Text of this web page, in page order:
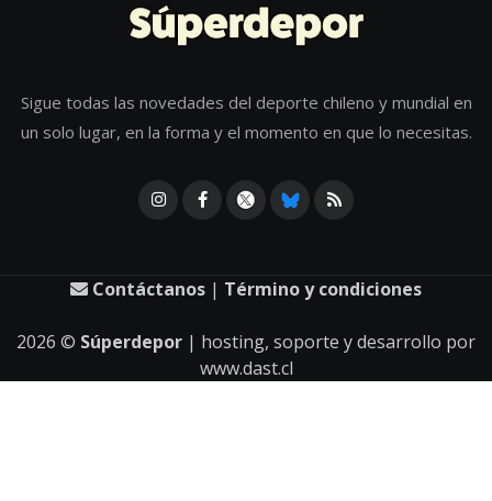
Sigue todas las novedades del deporte chileno y mundial en
un solo lugar, en la forma y el momento en que lo necesitas.
Contáctanos | Término y condiciones
2026 © Súperdepor | hosting, soporte y desarrollo por
www.dast.cl